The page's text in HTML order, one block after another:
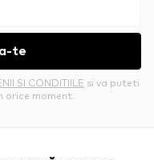
te
SI CONDITIILE si va puteti
orice moment.